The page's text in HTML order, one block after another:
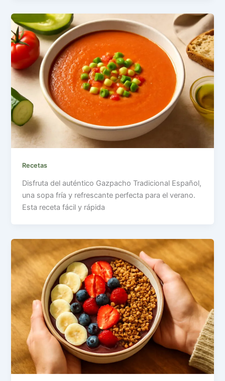
Recetas
Disfruta del auténtico Gazpacho Tradicional Español,
una sopa fría y refrescante perfecta para el verano.
Esta receta fácil y rápida